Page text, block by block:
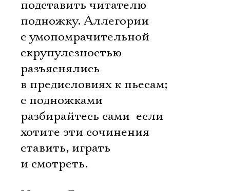
подставить читателю
подножку. Аллегории
с умопомрачительной
скрупулезностью
разъяснялись
в предисловиях к пьесам;
с подножками
разбирайтесь сами  если
хотите эти сочинения
ставить, играть
и смотреть.